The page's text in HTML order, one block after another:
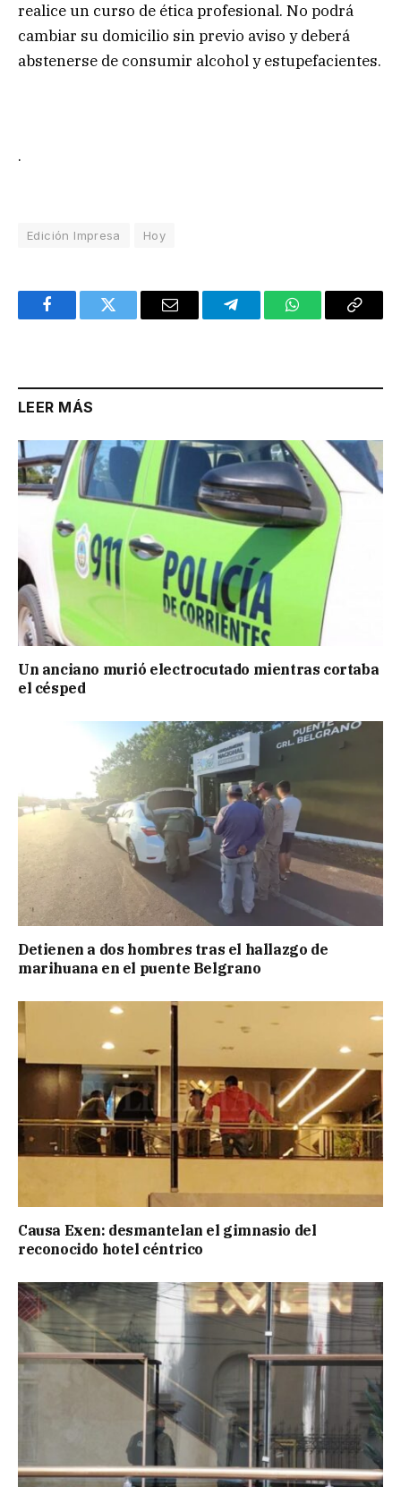
realice un curso de ética profesional. No podrá
cambiar su domicilio sin previo aviso y deberá
abstenerse de consumir alcohol y estupefacientes.
.
Edición Impresa Hoy
FacebookTwitter Email TelegramWhatsAppCopy
LEER MÁS
Un anciano murió electrocutado mientras cortaba
el césped
Detienen a dos hombres tras el hallazgo de
marihuana en el puente Belgrano
Causa Exen: desmantelan el gimnasio del
reconocido hotel céntrico